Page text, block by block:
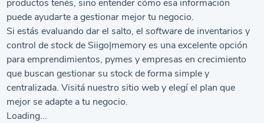
productos tenés, sino entender cómo esa información
puede ayudarte a gestionar mejor tu negocio.
Si estás evaluando dar el salto, elsoftwarede inventarios y
control destockde Siigo|memory es una excelente opción
para emprendimientos, pymes y empresas en crecimiento
que buscan gestionar su stock de forma simple y
centralizada. Visitá nuestro sitio web y elegí el plan que
mejor se adapte a tu negocio.
Loading...